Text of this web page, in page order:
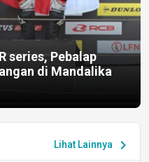
series, Pebalap
di Mandalika
Lihat Lainnya chevron_right